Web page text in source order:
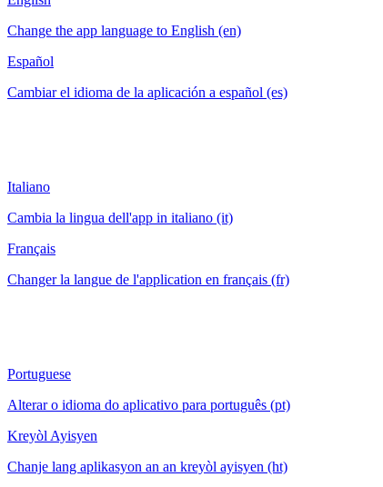
Change the app language to English (en)
Español
Cambiar el idioma de la aplicación a español (es)
Italiano
Cambia la lingua dell'app in italiano (it)
Français
Changer la langue de l'application en français (fr)
Portuguese
Alterar o idioma do aplicativo para português (pt)
Kreyòl Ayisyen
Chanje lang aplikasyon an an kreyòl ayisyen (ht)